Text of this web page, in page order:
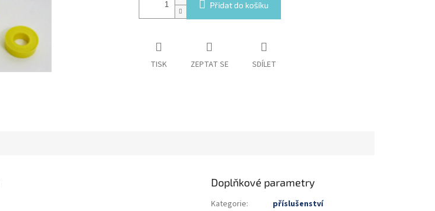
Přidat do košíku
TISK ZEPTAT SE SDÍLET
Doplňkové parametry
Kategorie:
příslušenství